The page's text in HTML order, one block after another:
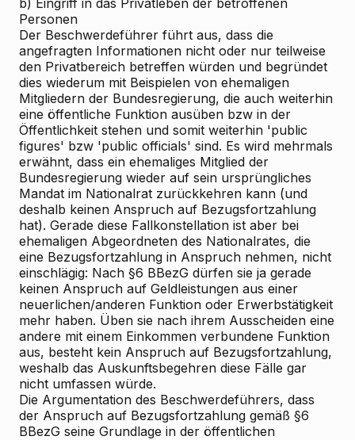
b) Eingriff in das Privatleben der betroffenen
Personen
Der Beschwerdeführer führt aus, dass die
angefragten Informationen nicht oder nur teilweise
den Privatbereich betreffen würden und begründet
dies wiederum mit Beispielen von ehemaligen
Mitgliedern der Bundesregierung, die auch weiterhin
eine öffentliche Funktion ausüben bzw in der
Öffentlichkeit stehen und somit weiterhin 'public
figures' bzw 'public officials' sind. Es wird mehrmals
erwähnt, dass ein ehemaliges Mitglied der
Bundesregierung wieder auf sein ursprüngliches
Mandat im Nationalrat zurückkehren kann (und
deshalb keinen Anspruch auf Bezugsfortzahlung
hat). Gerade diese Fallkonstellation ist aber bei
ehemaligen Abgeordneten des Nationalrates, die
eine Bezugsfortzahlung in Anspruch nehmen, nicht
einschlägig: Nach §6 BBezG dürfen sie ja gerade
keinen Anspruch auf Geldleistungen aus einer
neuerlichen/anderen Funktion oder Erwerbstätigkeit
mehr haben. Üben sie nach ihrem Ausscheiden eine
andere mit einem Einkommen verbundene Funktion
aus, besteht kein Anspruch auf Bezugsfortzahlung,
weshalb das Auskunftsbegehren diese Fälle gar
nicht umfassen würde.
Die Argumentation des Beschwerdeführers, dass
der Anspruch auf Bezugsfortzahlung gemäß §6
BBezG seine Grundlage in der öffentlichen